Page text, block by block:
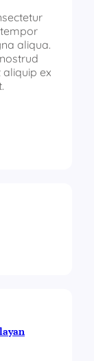
aliqua.
ex